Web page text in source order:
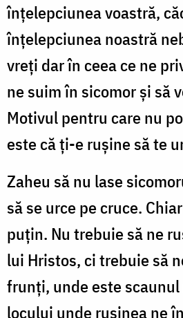
înțelepciunea voastră,
înțelepciunea noastră
vreți dar în ceea ce ne
ne suim în sicomor și să
Motivul pentru care nu
este că ți-e rușine să te
Zaheu să nu lase
să se urce pe cruce.
puțin. Nu trebuie să ne
lui Hristos, ci trebuie să
frunți, unde este
locului unde rușinea ne